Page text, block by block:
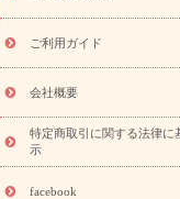
レゼント特集
夏の花
敬老の日におくる花
花ギフト・プレゼント
老の日 花鉢植えのギフ
フト・プレゼント特集
ペーン
映画『ウォー
「きょう誕生日なん
誕生日フラワーギフト
ご利用ガイド
会社概要
特定商取引に関する法律に
示
facebook